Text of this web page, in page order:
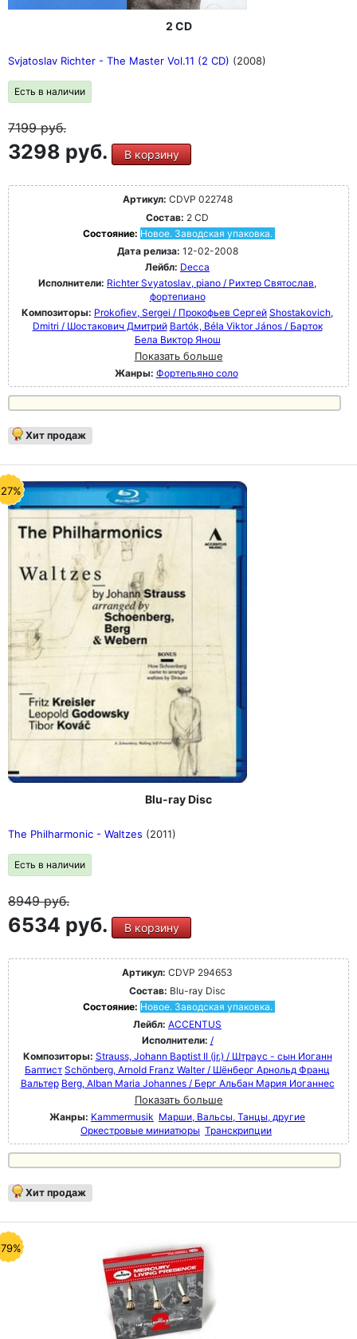
2 CD
Svjatoslav Richter - The Master Vol.11 (2 CD) (2008)
Есть в наличии
7199руб.
3298 руб. В корзину
Артикул: CDVP 022748
Состав: 2 CD
Состояние: Новое. Заводская упаковка.
Дата релиза: 12-02-2008
Лейбл: Decca
Исполнители: Richter Svyatoslav, piano / Рихтер Святослав,
фортепиано
Композиторы: Prokofiev, Sergei / Прокофьев Сергей Shostakovich,
Dmitri / Шостакович Дмитрий Bartók, Béla Viktor János / Барток
Бела Виктор Янош
Показать больше
Жанры: Фортепьяно соло
Хит продаж
Blu-ray Disc
The Philharmonic - Waltzes (2011)
Есть в наличии
8949руб.
6534 руб. В корзину
Артикул: CDVP 294653
Состав: Blu-ray Disc
Состояние: Новое. Заводская упаковка.
Лейбл: ACCENTUS
Исполнители: /
Композиторы: Strauss, Johann Baptist II (jr.) / Штраус - сын Иоганн
Баптист Schönberg, Arnold Franz Walter / Шёнберг Арнольд Франц
Вальтер Berg, Alban Maria Johannes / Берг Альбан Мария Иоганнес
Показать больше
Жанры: Kammermusik Марши, Вальсы, Танцы, другие
Оркестровые миниатюры Транскрипции
Хит продаж